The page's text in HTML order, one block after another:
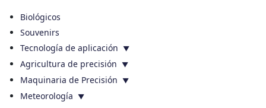
Biológicos
Souvenirs
Tecnología de aplicación
Agricultura de precisión
Maquinaria de Precisión
Meteorología